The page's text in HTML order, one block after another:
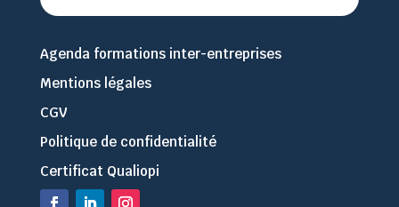
Agenda formations inter-entreprises
Mentions légales
CGV
Politique de confidentialité
Certificat Qualiopi